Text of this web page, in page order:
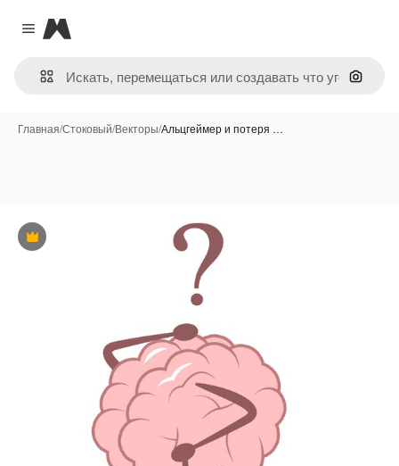
Close menu
Magnific
Поиск
Главная/Стоковый/Векторы/Альцгеймер и потеря …
Премиум